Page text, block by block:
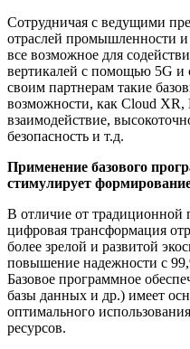
Сотрудничая с ведущими
отраслей промышленности
все возможное для
вертикалей с помощью 5G и
своим партнерам такие
возможности, как Cloud XR,
взаимодействие,
безопасность и т.д.
Применение базового
стимулирует
В отличие от традиционной
цифровая трансформация
более зрелой и развитой
повышение надежности с
Базовое программное
базы данных и др.) имеет
оптимального
ресурсов.